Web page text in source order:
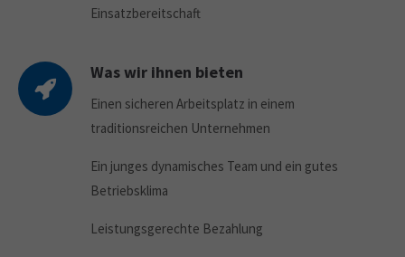
Einsatzbereitschaft
Was wir ihnen bieten
Einen sicheren Arbeitsplatz in einem
traditionsreichen Unternehmen
Ein junges dynamisches Team und ein gutes
Betriebsklima
Leistungsgerechte Bezahlung